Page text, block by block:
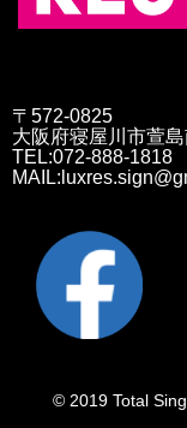
〒572-0825
大阪府寝屋川市萱
TEL:072-888-1818
© 2019 Total